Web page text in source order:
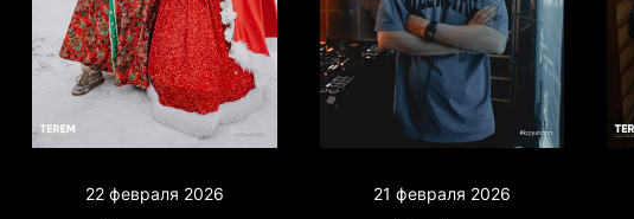
22 февраля 2026 21 февраля 2026